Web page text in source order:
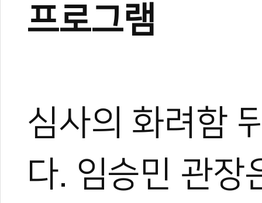
프로그램
심사의 화려함
다. 임승민 관장